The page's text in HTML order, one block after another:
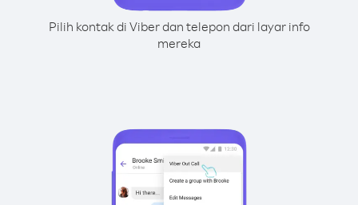
Pilih kontak di Viber dan telepon dari layar info
mereka